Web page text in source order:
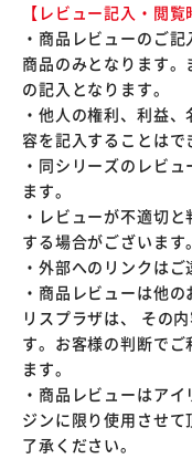
【レビュー記入・閲覧
・商品レビューのご
商品のみとなります
の記入となります。
・他人の権利、利益
容を記入することはで
・同シリーズのレビ
ます。
・レビューが不適切
する場合がございます。
・外部へのリンクはご
・商品レビューは他
リスプラザは、 その
す。お客様の判断で
ます。
・商品レビューはア
ジンに限り使用させ
了承ください。